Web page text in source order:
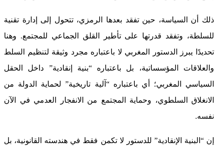
ذلك أن السياسة، حين تفقد بعدها الرمزي، تتحول إلى إدارة تقنية
للسلطة، وتفقد قدرتها على تأطير القلق الجماعي للمجتمع. وهنا
تحديدًا يبرز الدستور المغربي لا باعتباره مجرد وثيقة لتنظيم السلط
والعلاقات المؤسساتية، بل باعتباره “بنية إنقادية” داخل الحقل
السياسي المغربي؛ أي باعتباره “آلية تاريخية” لحماية الدولة من
الانغلاق السلطوي، وحماية المجتمع من الانفجار العدمي في الآن
نفسه.
إن “البنية الإنقادية” للدستور لا تكمن فقط في هندسته القانونية، بل